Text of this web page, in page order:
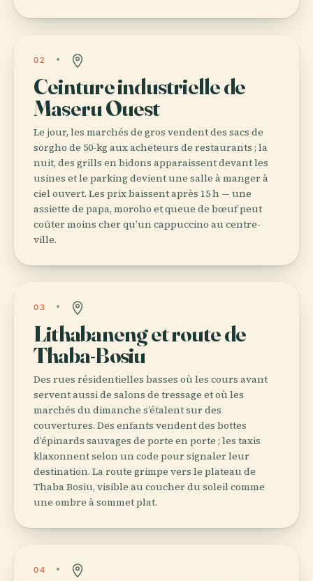
02
Ceinture industrielle de
Maseru Ouest
Le jour, les marchés de gros vendent des sacs de
sorgho de 50-kg aux acheteurs de restaurants ; la
nuit, des grills en bidons apparaissent devant les
usines et le parking devient une salle à manger à
ciel ouvert. Les prix baissent après 15 h — une
assiette de papa, moroho et queue de bœuf peut
coûter moins cher qu’un cappuccino au centre-
ville.
03
Lithabaneng et route de
Thaba-Bosiu
Des rues résidentielles basses où les cours avant
servent aussi de salons de tressage et où les
marchés du dimanche s’étalent sur des
couvertures. Des enfants vendent des bottes
d’épinards sauvages de porte en porte ; les taxis
klaxonnent selon un code pour signaler leur
destination. La route grimpe vers le plateau de
Thaba Bosiu, visible au coucher du soleil comme
une ombre à sommet plat.
04